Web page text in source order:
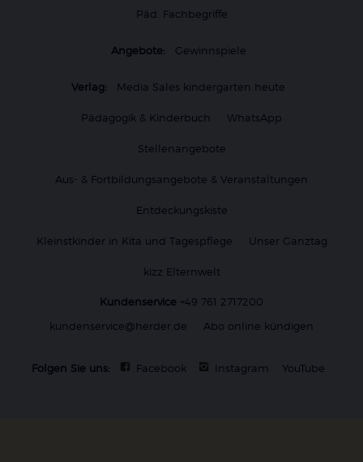
Päd. Fachbegriffe
Angebote: Gewinnspiele
Verlag: Media Sales kindergarten heute
Pädagogik & Kinderbuch WhatsApp
Stellenangebote
Aus- & Fortbildungsangebote & Veranstaltungen
Entdeckungskiste
Kleinstkinder in Kita und Tagespflege Unser Ganztag
kizz Elternwelt
Kundenservice +49 761 2717200
kundenservice@herder.de
Abo online kündigen
Folgen Sie uns: Facebook Instagram YouTube